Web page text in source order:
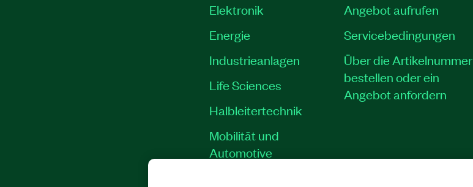
Elektronik
Energie
Industrieanlagen
Life Sciences
Halbleitertechnik
Mobilität und
Automotive
Angebot aufrufen
Servicebedingungen
Über die Artikelnummer
bestellen oder ein
Angebot anfordern